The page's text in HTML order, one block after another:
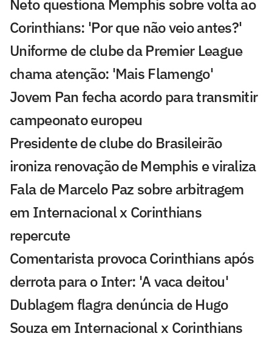
Neto questiona Memphis sobre volta ao
Corinthians: 'Por que não veio antes?'
Uniforme de clube da Premier League
chama atenção: 'Mais Flamengo'
Jovem Pan fecha acordo para transmitir
campeonato europeu
Presidente de clube do Brasileirão
ironiza renovação de Memphis e viraliza
Fala de Marcelo Paz sobre arbitragem
em Internacional x Corinthians
repercute
Comentarista provoca Corinthians após
derrota para o Inter: 'A vaca deitou'
Dublagem flagra denúncia de Hugo
Souza em Internacional x Corinthians